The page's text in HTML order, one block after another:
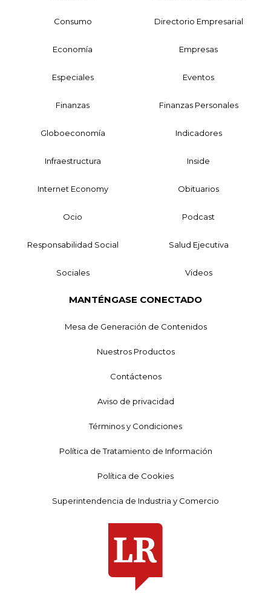
Consumo Directorio Empresarial
Economía Empresas
Especiales Eventos
Finanzas Finanzas Personales
Globoeconomía Indicadores
Infraestructura Inside
Internet Economy Obituarios
Ocio Podcast
Responsabilidad Social Salud Ejecutiva
Sociales Videos
MANTÉNGASE CONECTADO
Mesa de Generación de Contenidos
Nuestros Productos
Contáctenos
Aviso de privacidad
Términos y Condiciones
Política de Tratamiento de Información
Política de Cookies
Superintendencia de Industria y Comercio